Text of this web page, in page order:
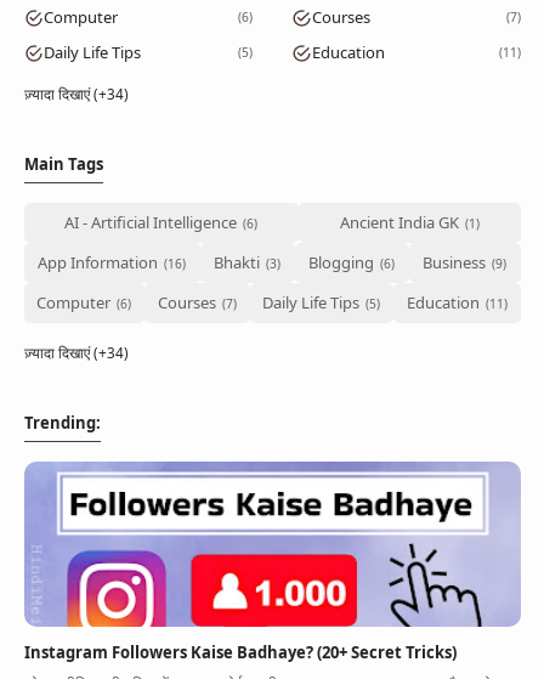
Computer 6 Courses 7
Daily Life Tips 5 Education 11
ज़्यादा दिखाएं (+34)
Main Tags
AI - Artificial Intelligence
Ancient India GK
App Information
Bhakti Blogging
Business
Computer
Courses Daily Life Tips Education
ज़्यादा दिखाएं (+34)
Trending:
Instagram Followers Kaise Badhaye? (20+ Secret Tricks)